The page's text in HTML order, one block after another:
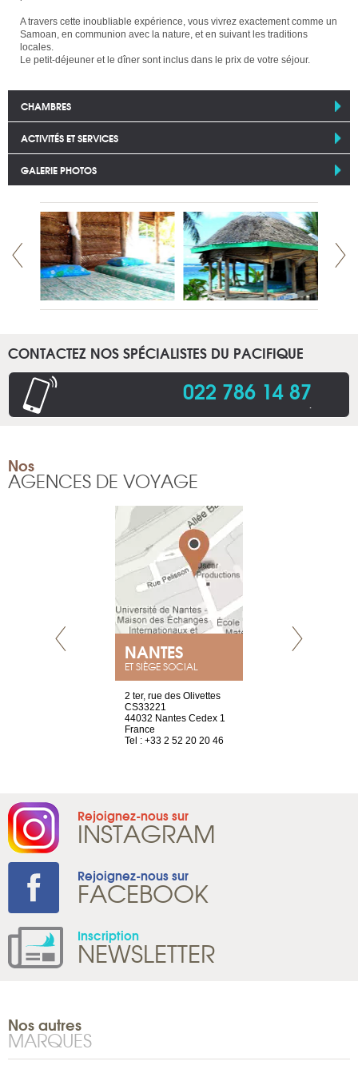
A travers cette inoubliable expérience, vous vivrez exactement comme un
Samoan, en communion avec la nature, et en suivant les traditions
locales.
Le petit-déjeuner et le dîner sont inclus dans le prix de votre séjour.
CHAMBRES
ACTIVITÉS ET SERVICES
GALERIE PHOTOS
CONTACTEZ NOS SPÉCIALISTES DU PACIFIQUE
022 786 14 87.
Nos
AGENCES DE VOYAGE
NANTES
ET SIÈGE SOCIAL
2 ter, rue des Olivettes
CS33221
44032 Nantes Cedex 1
France
Tel : +33 2 52 20 20 46
Rejoignez-nous sur
INSTAGRAM
Rejoignez-nous sur
FACEBOOK
Inscription
NEWSLETTER
Nos autres
MARQUES